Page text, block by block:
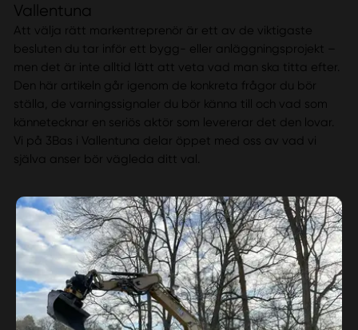
Vallentuna
Att välja rätt markentreprenör är ett av de viktigaste
besluten du tar inför ett bygg- eller anläggningsprojekt –
men det är inte alltid lätt att veta vad man ska titta efter.
Den här artikeln går igenom de konkreta frågor du bör
ställa, de varningssignaler du bör känna till och vad som
kännetecknar en seriös aktör som levererar det den lovar.
Vi på 3Bas i Vallentuna delar öppet med oss av vad vi
själva anser bör vägleda ditt val.